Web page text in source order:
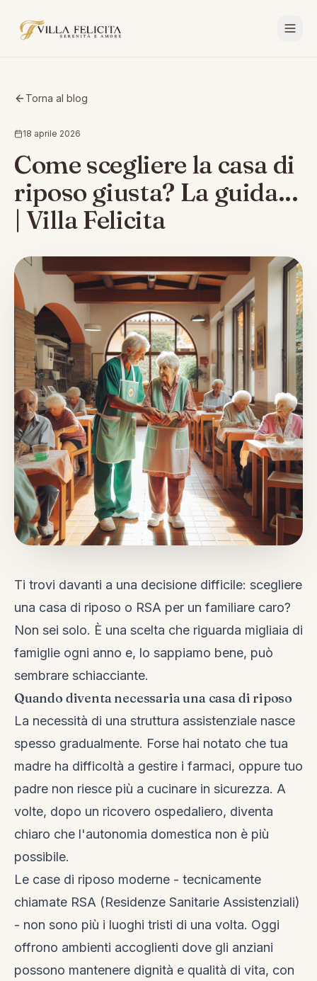
Torna al blog
18 aprile 2026
Come scegliere la casa di
riposo giusta? La guida...
| Villa Felicita
Ti trovi davanti a una decisione difficile: scegliere
una casa di riposo o RSA per un familiare caro?
Non sei solo. È una scelta che riguarda migliaia di
famiglie ogni anno e, lo sappiamo bene, può
sembrare schiacciante.
Quando diventa necessaria una casa di riposo
La necessità di una struttura assistenziale nasce
spesso gradualmente. Forse hai notato che tua
madre ha difficoltà a gestire i farmaci, oppure tuo
padre non riesce più a cucinare in sicurezza. A
volte, dopo un ricovero ospedaliero, diventa
chiaro che l'autonomia domestica non è più
possibile.
Le case di riposo moderne - tecnicamente
chiamate RSA (Residenze Sanitarie Assistenziali)
- non sono più i luoghi tristi di una volta. Oggi
offrono ambienti accoglienti dove gli anziani
possono mantenere dignità e qualità di vita, con